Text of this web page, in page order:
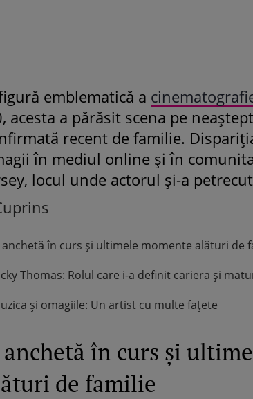
emblematică a
acesta a părăsit scena pe
recent de familie.
în mediul online și în
locul unde actorul și-a
anchetă în curs și ultimele momente alături de
Thomas: Rolul care i-a definit cariera și
și omagiile: Un artist cu multe fațete
anchetă în curs și
de familie